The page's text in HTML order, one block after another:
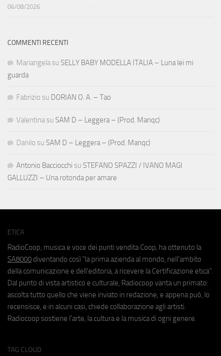
06/08/2026
COMMENTI RECENTI
Mariangela su SELLY BABY MODELLA ITALIA – Luna lei mi
guarda
Fabrizio su DORIAN O. A. – Tao
Valentina su SAM D – Leggera – (Prod. Manqc)
Danilo su SAM D – Leggera – (Prod. Manqc)
Antonio Bacciocchi su STEFANO SPAZZI / IVANO MAGI
GALLUZZI – Una rotonda per amare
ETICA
RadioCoop, musica e voce dei punti vendita Coop, ha ottenuto la
SA8000 diventando così "la prima azienda al mondo, nell'ambito
della comunicazione e dell'editoria, a ricevere la Certificazione etica".
Dal punto di vista artistico e culturale, Radiocoop vanta un primato:
ascolta tutto quello che viene inviato in redazione, e appena può, lo
recensisce, e in alcuni casi, chiede collaborazione agli artisti.
Radiocoop sostiene l'arte, la cultura e la musica di ogni genere.
TAG CLOUD